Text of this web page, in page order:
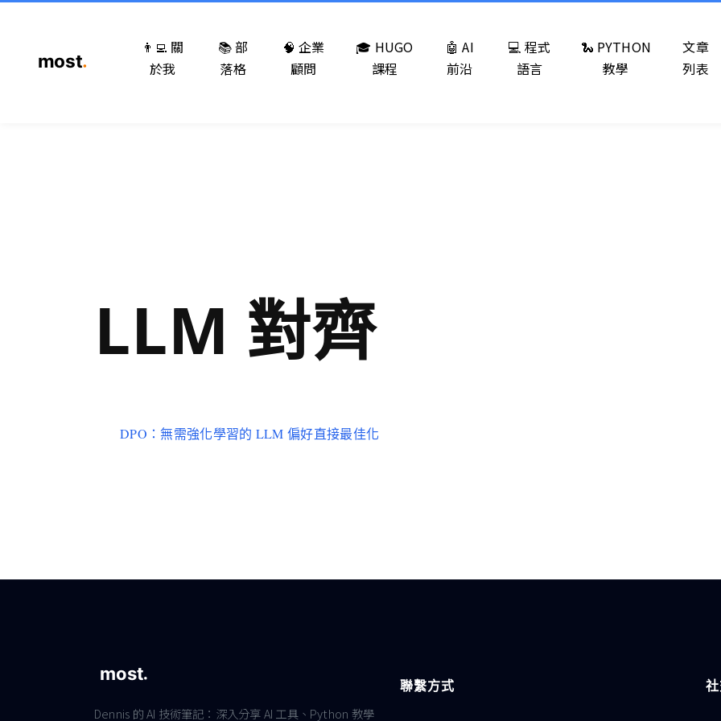
👨‍💻 關
於我
📚 部
落格
🧠 企業
顧問
🎓 HUGO
課程
🤖 AI
前沿
💻 程式
語言
🐍 PYTHON
教學
文章
列表
LLM 對齊
DPO：無需強化學習的 LLM 偏好直接最佳化
Dennis 的 AI 技術筆記：深入分享 AI 工具、Python 教學
聯繫方式